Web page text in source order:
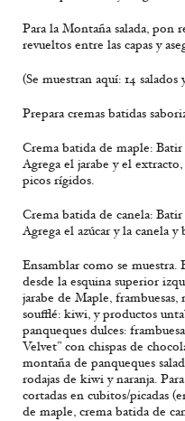
Para la Montaña salada, pon
revueltos entre las capas y
(Se muestran aquí: 14 salados
Prepara cremas batidas
Crema batida de maple: Batir
Agrega el jarabe y el
picos rígidos.
Crema batida de canela:
Agrega el azúcar y la canela
Ensamblar como se muestra.
desde la esquina superior
jarabe de Maple,
soufflé: kiwi, y productos
panqueques dulces:
Velvet” con chispas de
montaña de panqueques
rodajas de kiwi y naranja.
cortadas en cubitos/picadas
de maple, crema batida de